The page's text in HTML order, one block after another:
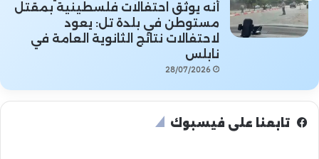
أنه يوثق احتفالات فلسطينية بمقتل
مستوطن في بلدة تل: يعود
لاحتفالات نتائج الثانوية العامة في
نابلس
28/07/2026
تابعنا على فيسبوك